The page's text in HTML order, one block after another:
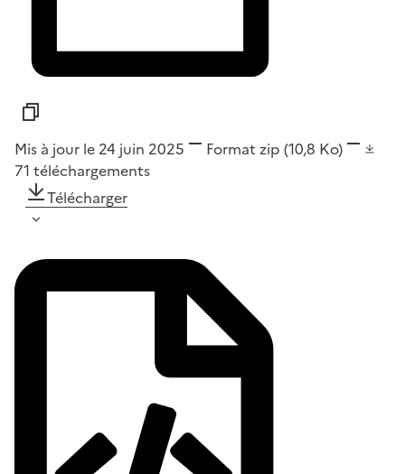
Mis à jour le 24 juin 2025 Format zip (10,8 Ko)
71 téléchargements
Télécharger